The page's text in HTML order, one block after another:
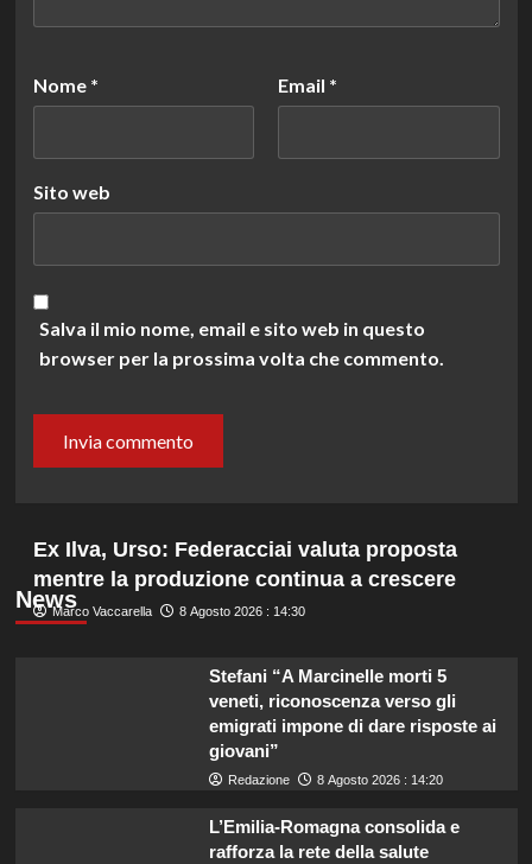
Nome * Email *
Sito web
Salva il mio nome, email e sito web in questo
browser per la prossima volta che commento.
News
Ex Ilva, Urso: Federacciai valuta proposta
mentre la produzione continua a crescere
Marco Vaccarella 8 Agosto 2026 : 14:30
Stefani “A Marcinelle morti 5
veneti, riconoscenza verso gli
emigrati impone di dare risposte ai
giovani”
Redazione 8 Agosto 2026 : 14:20
L’Emilia-Romagna consolida e
rafforza la rete della salute